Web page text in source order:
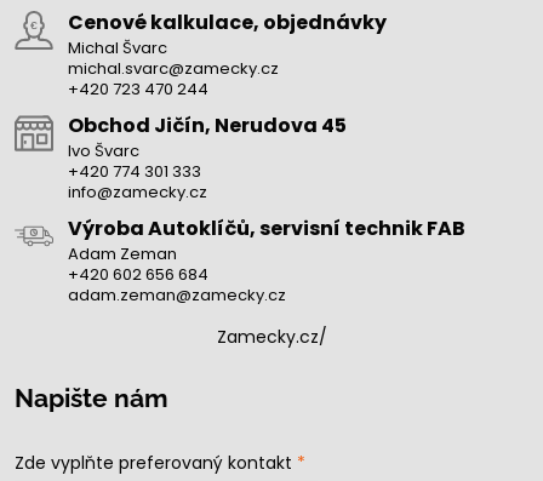
Cenové kalkulace, objednávky
Michal Švarc
michal.svarc@zamecky.cz
+420 723 470 244
Obchod Jičín, Nerudova 45
Ivo Švarc
+420 774 301 333
info@zamecky.cz
Výroba Autoklíčů, servisní technik FAB
Adam Zeman
+420 602 656 684
adam.zeman@zamecky.cz
Zamecky.cz/
Napište nám
Zde vyplňte preferovaný kontakt *